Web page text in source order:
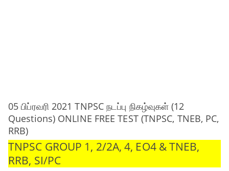
05 பிப்ரவரி 2021 TNPSC நடப்பு நிகழ்வுகள் (12
Questions) ONLINE FREE TEST (TNPSC, TNEB, PC,
RRB)
TNPSC GROUP 1, 2/2A, 4, EO4 & TNEB,
RRB, SI/PC